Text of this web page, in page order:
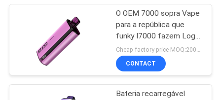
Jogos do acionador
de partida do
sistema da vagem
O OEM 7000 sopra Vape
para a república que
funky I7000 fazem Logo
And Packages dos
clientes
Cheap factory price MOQ:2000pcs
CONTACT
Bateria recarregável